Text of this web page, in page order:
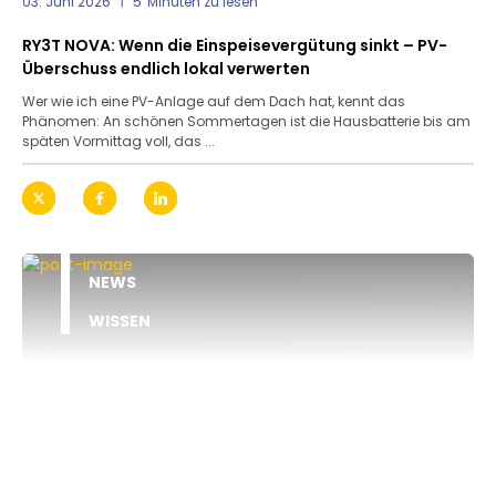
RY3T NOVA: Wenn die Einspeisevergütung sinkt – PV-
Überschuss endlich lokal verwerten
Wer wie ich eine PV-Anlage auf dem Dach hat, kennt das
Phänomen: An schönen Sommertagen ist die Hausbatterie bis am
späten Vormittag voll, das ...
NEWS
WISSEN